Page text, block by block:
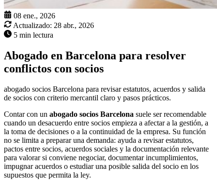
08 ene., 2026
Actualizado: 28 abr., 2026
5 min lectura
Abogado en Barcelona para resolver
conflictos con socios
abogado socios Barcelona para revisar estatutos, acuerdos y salida
de socios con criterio mercantil claro y pasos prácticos.
Contar con un abogado socios Barcelona suele ser recomendable
cuando un desacuerdo entre socios empieza a afectar a la gestión, a
la toma de decisiones o a la continuidad de la empresa. Su función
no se limita a preparar una demanda: ayuda a revisar estatutos,
pactos entre socios, acuerdos sociales y la documentación relevante
para valorar si conviene negociar, documentar incumplimientos,
impugnar acuerdos o estudiar una posible salida del socio en los
supuestos que permita la ley.